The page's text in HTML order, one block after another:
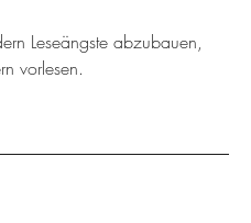
Leseängste abzubauen,
vorlesen.